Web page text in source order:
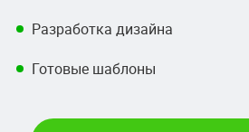
Разработка дизайна
Готовые шаблоны